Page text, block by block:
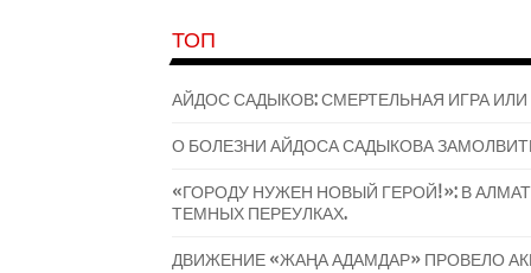
ТОП
АЙДОС САДЫКОВ: СМЕРТЕЛЬНАЯ ИГРА
О БОЛЕЗНИ АЙДОСА САДЫКОВА
«ГОРОДУ НУЖЕН НОВЫЙ ГЕРОЙ!»: В
ТЕМНЫХ ПЕРЕУЛКАХ.
ДВИЖЕНИЕ «ЖАҢА АДАМДАР» ПРОВЕЛО